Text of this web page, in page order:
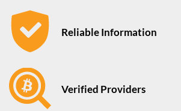
Reliable Information
Verified Providers